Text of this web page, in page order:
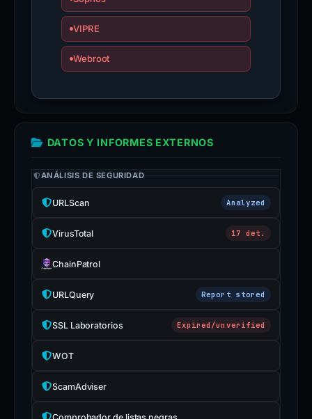
VIPRE
Webroot
DATOS Y INFORMES EXTERNOS
ANÁLISIS DE SEGURIDAD
URLScan Analyzed
VirusTotal 17 det.
ChainPatrol
URLQuery Report stored
SSL Laboratorios Expired/unverified
WOT
ScamAdviser
Comprobador de listas negras